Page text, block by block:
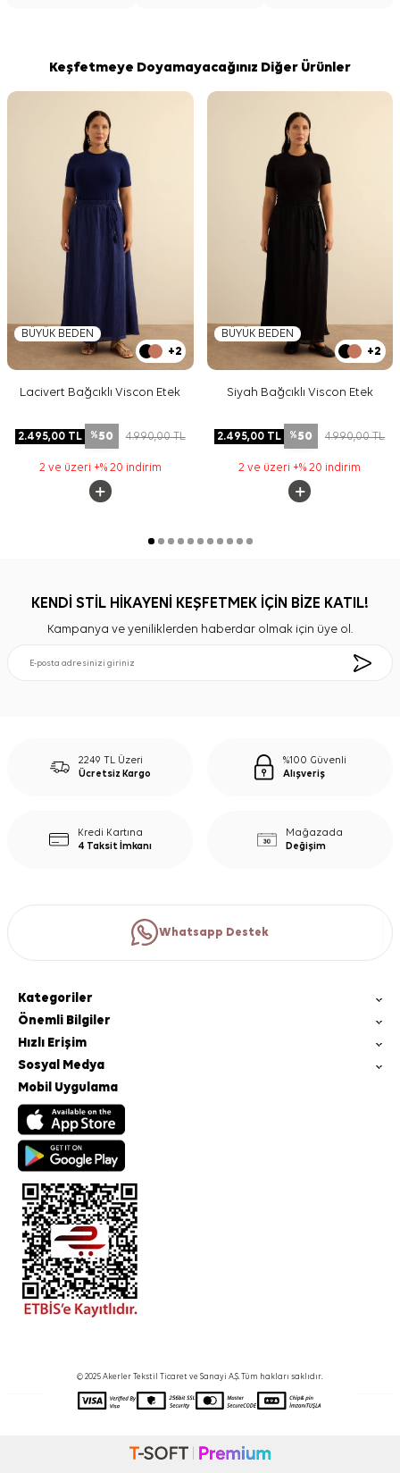
Keşfetmeye Doyamayacağınız Diğer Ürünler
BÜYÜK BEDEN
+2
Lacivert Bağcıklı Viscon Etek
2.495,00TL %50 4.990,00TL
2 ve üzeri +% 20 indirim
BÜYÜK BEDEN
+2
Siyah Bağcıklı Viscon Etek
2.495,00 TL %50 4.990,00TL
2 ve üzeri +% 20 indirim
KENDİ STİL HİKAYENİ KEŞFETMEK İÇİN BİZE KATIL!
Kampanya ve yeniliklerden haberdar olmak için üye ol.
2249 TL Üzeri
Ücretsiz Kargo
%100 Güvenli
Alışveriş
Kredi Kartına
4 Taksit İmkanı
Mağazada
Değişim
Whatsapp Destek
Kategoriler
Önemli Bilgiler
Hızlı Erişim
Sosyal Medya
Mobil Uygulama
© 2025 Akerler Tekstil Ticaret ve Sanayi A.Ş. Tüm hakları saklıdır.